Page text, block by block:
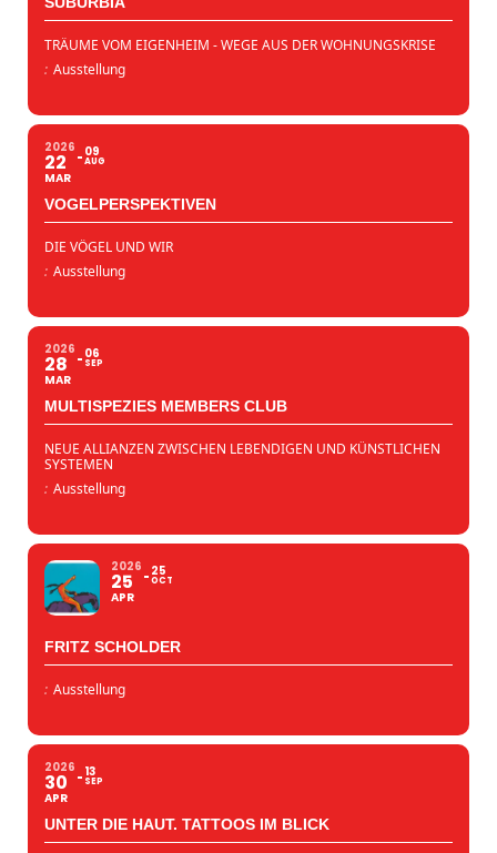
TRÄUME VOM EIGENHEIM - WEGE AUS DER WOHNUNGSKRISE
: Ausstellung
2026
22
MAR
09
AUG
VOGELPERSPEKTIVEN
DIE VÖGEL UND WIR
: Ausstellung
2026
28
MAR
06
SEP
MULTISPEZIES MEMBERS CLUB
NEUE ALLIANZEN ZWISCHEN LEBENDIGEN UND KÜNSTLICHEN
SYSTEMEN
: Ausstellung
2026
25
APR
25
OCT
FRITZ SCHOLDER
: Ausstellung
2026
30
APR
13
SEP
UNTER DIE HAUT. TATTOOS IM BLICK